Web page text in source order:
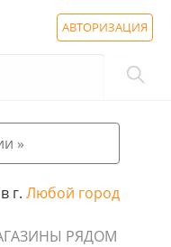
АВТОРИЗАЦИЯ
»
г. Любой город
РЯДОМ